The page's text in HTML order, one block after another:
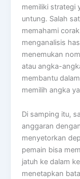
memiliki strategi
untung. Salah
memahami
menganalisis
menemukan
atau angka-
membantu
memilih angka
Di samping itu,
anggaran
menyetorkan
pemain bisa
jatuh ke dalam
menetapkan